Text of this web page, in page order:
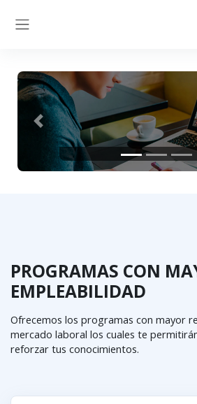
Anterior
PROGRAMAS CON
EMPLEABILIDAD
Ofrecemos los programas con mayor
mercado laboral los cuales te
reforzar tus conocimientos.